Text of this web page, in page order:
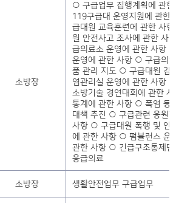
소방장
○ 구급업무 집행계획에 관
119구급대 운영지원에 관한
급대원 교육훈련에 관한 사
원 안전사고 조사에 관한 사
급의료소 운영에 관한 사항
운영에 관한 사항 ○ 구급의
품 관리 지도 ○ 구급대원 감
염관리실 운영에 관한 사항
소방기술 경연대회에 관한
통계에 관한 사항 ○ 폭염 등
대책 추진 ○ 구급관련 응원
사항 ○ 구급대원 폭행 및 안
에 관한 사항 ○ 펌뷸런스 운
관한 사항 ○ 긴급구조통제단
응급의료
소방장 생활안전업무 구급업무